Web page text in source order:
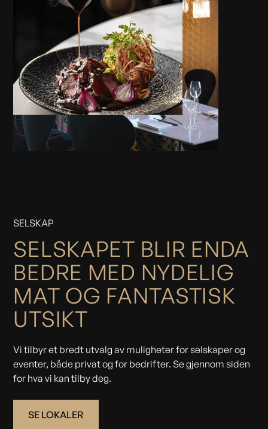
SELSKAP
SELSKAPET BLIR ENDA
BEDRE MED NYDELIG
MAT OG FANTASTISK
UTSIKT
Vi tilbyr et bredt utvalg av muligheter for selskaper og
eventer, både privat og for bedrifter. Se gjennom siden
for hva vi kan tilby deg.
SE LOKALER